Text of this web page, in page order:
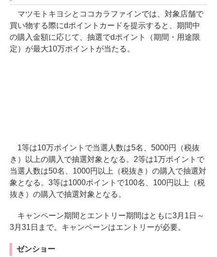
マツモトキヨシとココカラファインでは、対象店舗で
買い物する際にdポイントカードを提示すると、期間中
の購入金額に応じて、抽選でdポイント（期間・用途限
定）が最大10万ポイントが当たる。
1等は10万ポイントで当選人数は5名、5000円（税抜
き）以上の購入で抽選対象となる。2等は1万ポイントで
当選人数は50名、1000円以上（税抜き）の購入で抽選対
象となる。3等は1000ポイントで100名、100円以上（税
抜き）の購入で抽選対象となる。
キャンペーン期間とエントリー期間はともに3月1日～
3月31日まで。キャンペーンはエントリーが必要。
ゼンショー